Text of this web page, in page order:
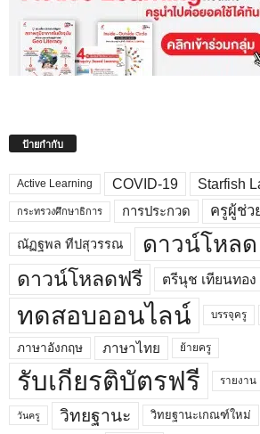
ป้ายกำกับ
Active Learning COVID-19 Starfish
กระทรวงศึกษาธิการ การประกวด ครูผู้ช่ว
ณัฏฐพล ทีปสุวรรณ ดาวน์โหลด
ดาวน์โหลดฟรี ตรีนุช เทียนทอง
ทดสอบออนไลน์ บรรจุครู
ภาษาอังกฤษ ภาษาไทย ย้ายครู
รับเกียรติบัตรฟรี รายงาน
วันครู วิทยฐานะ วิทยฐานะเกณฑ์ใหม่